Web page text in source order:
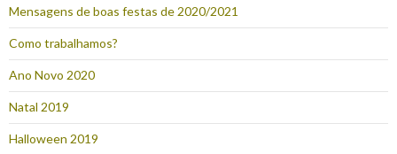
Mensagens de boas festas de 2020/2021
Como trabalhamos?
Ano Novo 2020
Natal 2019
Halloween 2019